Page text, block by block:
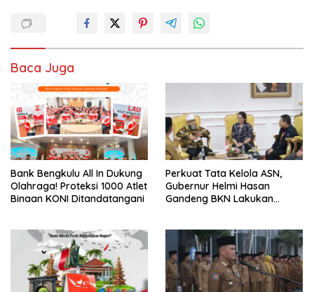
Baca Juga
Bank Bengkulu All In Dukung
Olahraga! Proteksi 1000 Atlet
Binaan KONI Ditandatangani
Perkuat Tata Kelola ASN,
Gubernur Helmi Hasan
Gandeng BKN Lakukan